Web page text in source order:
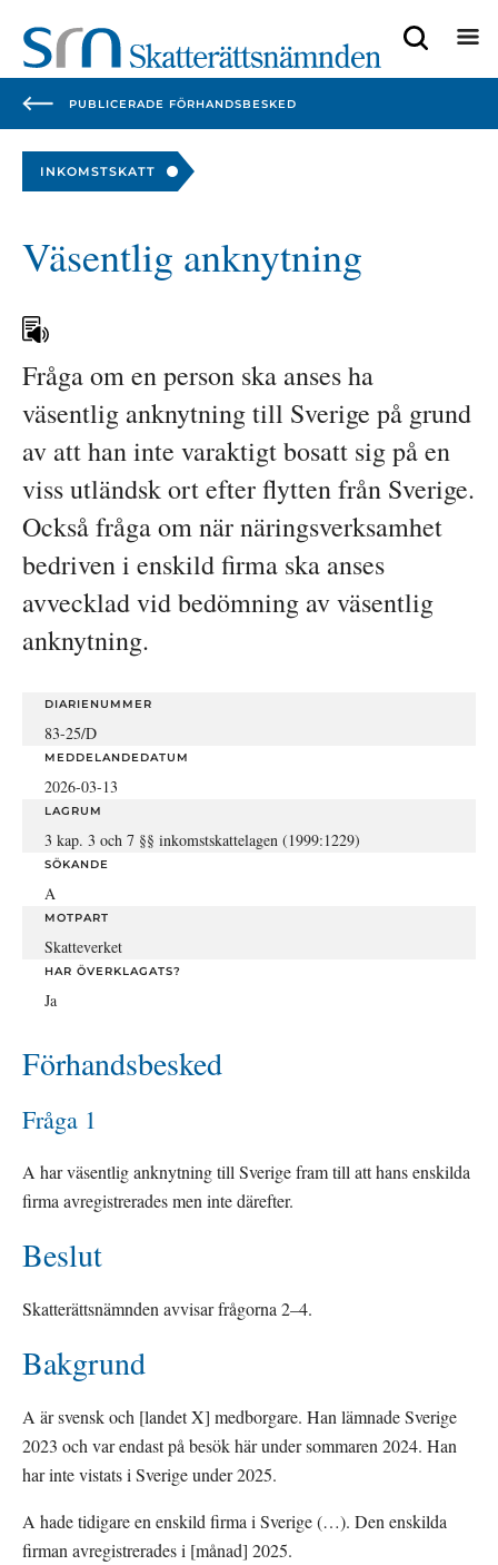
start
end
PUBLICERADE FÖRHANDSBESKED
INKOMSTSKATT
Väsentlig anknytning
Fråga om en person ska anses ha
väsentlig anknytning till Sverige på grund
av att han inte varaktigt bosatt sig på en
viss utländsk ort efter flytten från Sverige.
Också fråga om när näringsverksamhet
bedriven i enskild firma ska anses
avvecklad vid bedömning av väsentlig
anknytning.
DIARIENUMMER
83-25/D
MEDDELANDEDATUM
2026-03-13
LAGRUM
3 kap. 3 och 7 §§ inkomstskattelagen (1999:1229)
SÖKANDE
A
MOTPART
Skatteverket
HAR ÖVERKLAGATS?
Ja
Förhandsbesked
Fråga 1
A har väsentlig anknytning till Sverige fram till att hans enskilda
firma avregistrerades men inte därefter.
Beslut
Skatterättsnämnden avvisar frågorna 2–4.
Bakgrund
A är svensk och [landet X] medborgare. Han lämnade Sverige
2023 och var endast på besök här under sommaren 2024. Han
har inte vistats i Sverige under 2025.
A hade tidigare en enskild firma i Sverige (…). Den enskilda
firman avregistrerades i [månad] 2025.